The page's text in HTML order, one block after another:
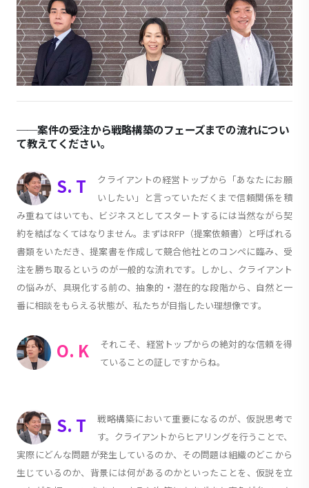
──案件の受注から戦略構築のフェーズまでの流れについ
て教えてください。
S. T
クライアントの経営トップから「あなたにお願
いしたい」と言っていただくまで信頼関係を積
み重ねてはいても、ビジネスとしてスタートするには当然ながら契
約を結ばなくてはなりません。まずはRFP（提案依頼書）と呼ばれる
書類をいただき、提案書を作成して競合他社とのコンペに臨み、受
注を勝ち取るというのが一般的な流れです。しかし、クライアント
の悩みが、具現化する前の、抽象的・潜在的な段階から、自然と一
番に相談をもらえる状態が、私たちが目指したい理想像です。
O. K
それこそ、経営トップからの絶対的な信頼を得
ていることの証しですからね。
S. T
戦略構築において重要になるのが、仮説思考で
す。クライアントからヒアリングを行うことで、
実際にどんな問題が発生しているのか、その問題は組織のどこから
生じているのか、背景には何があるのかといったことを、仮説を立